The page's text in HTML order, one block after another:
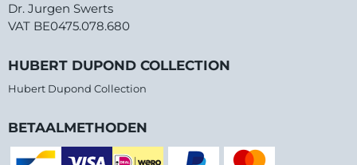
Dr. Jurgen Swerts
VAT BE0475.078.680
HUBERT DUPOND COLLECTION
Hubert Dupond Collection
BETAALMETHODEN